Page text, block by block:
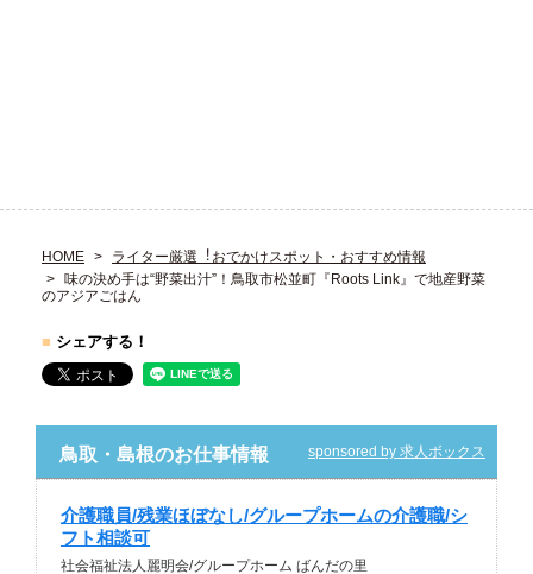
HOME
ライター厳選︕おでかけスポット・おすすめ情報
味の決め手は“野菜出汁”！鳥取市松並町『Roots Link』で地産野菜
のアジアごはん
■ シェアする！
鳥取・島根のお仕事情報 sponsored by 求人ボックス
介護職員/残業ほぼなし/グループホームの介護職/シ
フト相談可
社会福祉法人麗明会/グループホーム ばんだの里